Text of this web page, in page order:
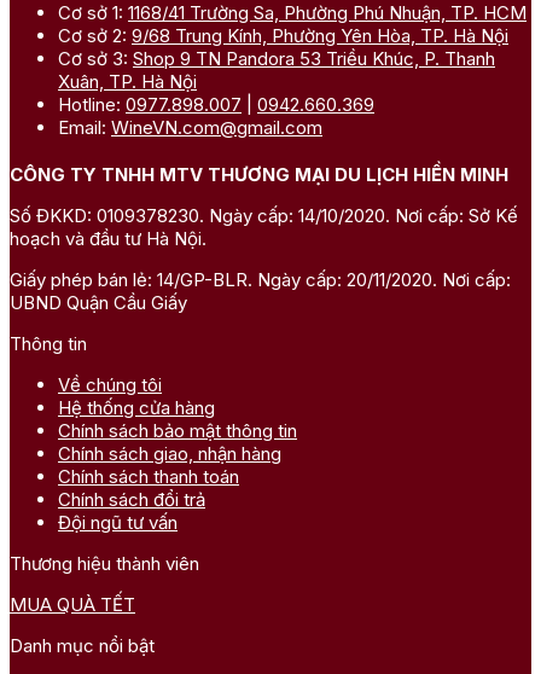
Cơ sở 1: 1168/41 Trường Sa, Phường Phú Nhuận, TP. HCM
Cơ sở 2: 9/68 Trung Kính, Phường Yên Hòa, TP. Hà Nội
Cơ sở 3: Shop 9 TN Pandora 53 Triều Khúc, P. Thanh
Xuân, TP. Hà Nội
Hotline: 0977.898.007
0942.660.369
Email: WineVN.com@gmail.com
CÔNG TY TNHH MTV THƯƠNG MẠI DU LỊCH HIỀN MINH
Số ĐKKD: 0109378230. Ngày cấp: 14/10/2020. Nơi cấp: Sở Kế
hoạch và đầu tư Hà Nội.
Giấy phép bán lẻ: 14/GP-BLR. Ngày cấp: 20/11/2020. Nơi cấp:
UBND Quận Cầu Giấy
Thông tin
Về chúng tôi
Hệ thống cửa hàng
Chính sách bảo mật thông tin
Chính sách giao, nhận hàng
Chính sách thanh toán
Chính sách đổi trả
Đội ngũ tư vấn
Thương hiệu thành viên
MUA QUÀ TẾT
Danh mục nổi bật